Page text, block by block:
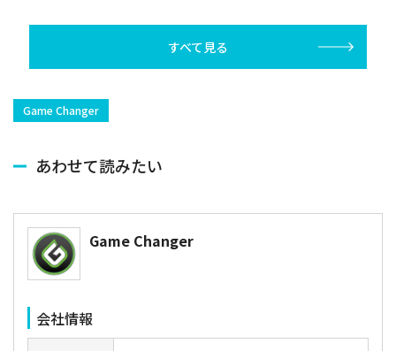
すべて見る
Game Changer
あわせて読みたい
Game Changer
会社情報